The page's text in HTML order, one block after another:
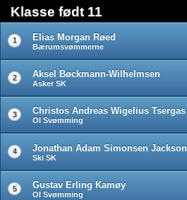
Klasse født 11
1 Elias Morgan Røed
Bærumsvømmerne
2 Aksel Bøckmann-Wilhelmsen
Asker SK
3 Christos Andreas Wigelius Tsergas
OI Svømming
4 Jonathan Adam Simonsen Jackson
Ski SK
5 Gustav Erling Kamøy
OI Svømming